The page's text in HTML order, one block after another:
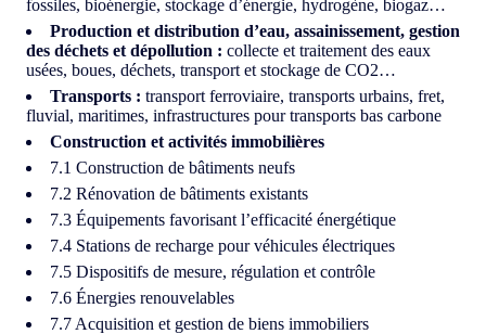
fossiles, bioénergie, stockage d’énergie, hydrogène, biogaz…
Production et distribution d’eau, assainissement, gestion
des déchets et dépollution : collecte et traitement des eaux
usées, boues, déchets, transport et stockage de CO2…
Transports : transport ferroviaire, transports urbains, fret,
fluvial, maritimes, infrastructures pour transports bas carbone
Construction et activités immobilières
7.1 Construction de bâtiments neufs
7.2 Rénovation de bâtiments existants
7.3 Équipements favorisant l’efficacité énergétique
7.4 Stations de recharge pour véhicules électriques
7.5 Dispositifs de mesure, régulation et contrôle
7.6 Énergies renouvelables
7.7 Acquisition et gestion de biens immobiliers